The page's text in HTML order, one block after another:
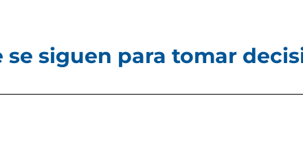
siguen para tomar